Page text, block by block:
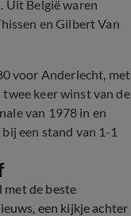
Uit België waren
en Gilbert Van
voor Anderlecht, met
keer winst van de
van 1978 in en
een stand van 1-1
met de beste
een kijkje achter